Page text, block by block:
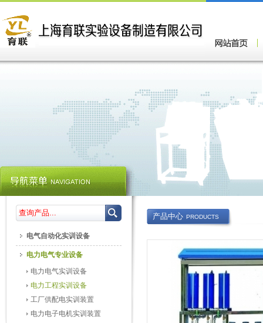
产品中心 PRODUCTS
电气自动化实训设备
电力电气专业设备
电力电气实训设备
电力工程实训设备
工厂供配电实训装置
电力电子电机实训装置